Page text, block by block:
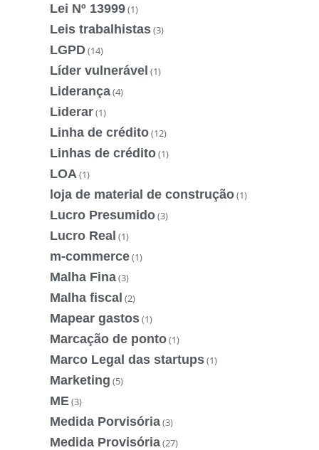
Lei Nº 13999(1)
Leis trabalhistas(3)
LGPD(14)
Líder vulnerável (1)
Liderança(4)
Liderar(1)
Linha de crédito(12)
Linhas de crédito(1)
LOA (1)
loja de material de construção(1)
Lucro Presumido(3)
Lucro Real (1)
m-commerce(1)
Malha Fina(3)
Malha fiscal (2)
Mapear gastos(1)
Marcação de ponto(1)
Marco Legal das startups(1)
Marketing (5)
ME(3)
Medida Porvisória(3)
Medida Provisória(27)